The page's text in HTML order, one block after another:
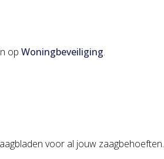
op Woningbeveiliging.
voor al jouw zaagbehoeften.